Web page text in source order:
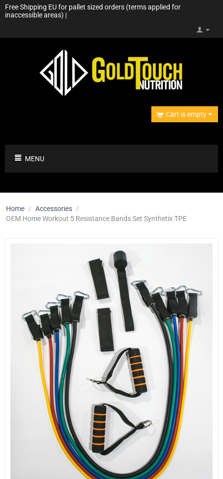
Free Shipping EU for pallet sized orders (terms applied for
inaccessible areas) |
Cart is empty
MENU
Home / Accessories /
OEM Home Workout 5 Resistance Bands Set Synthetix TPE